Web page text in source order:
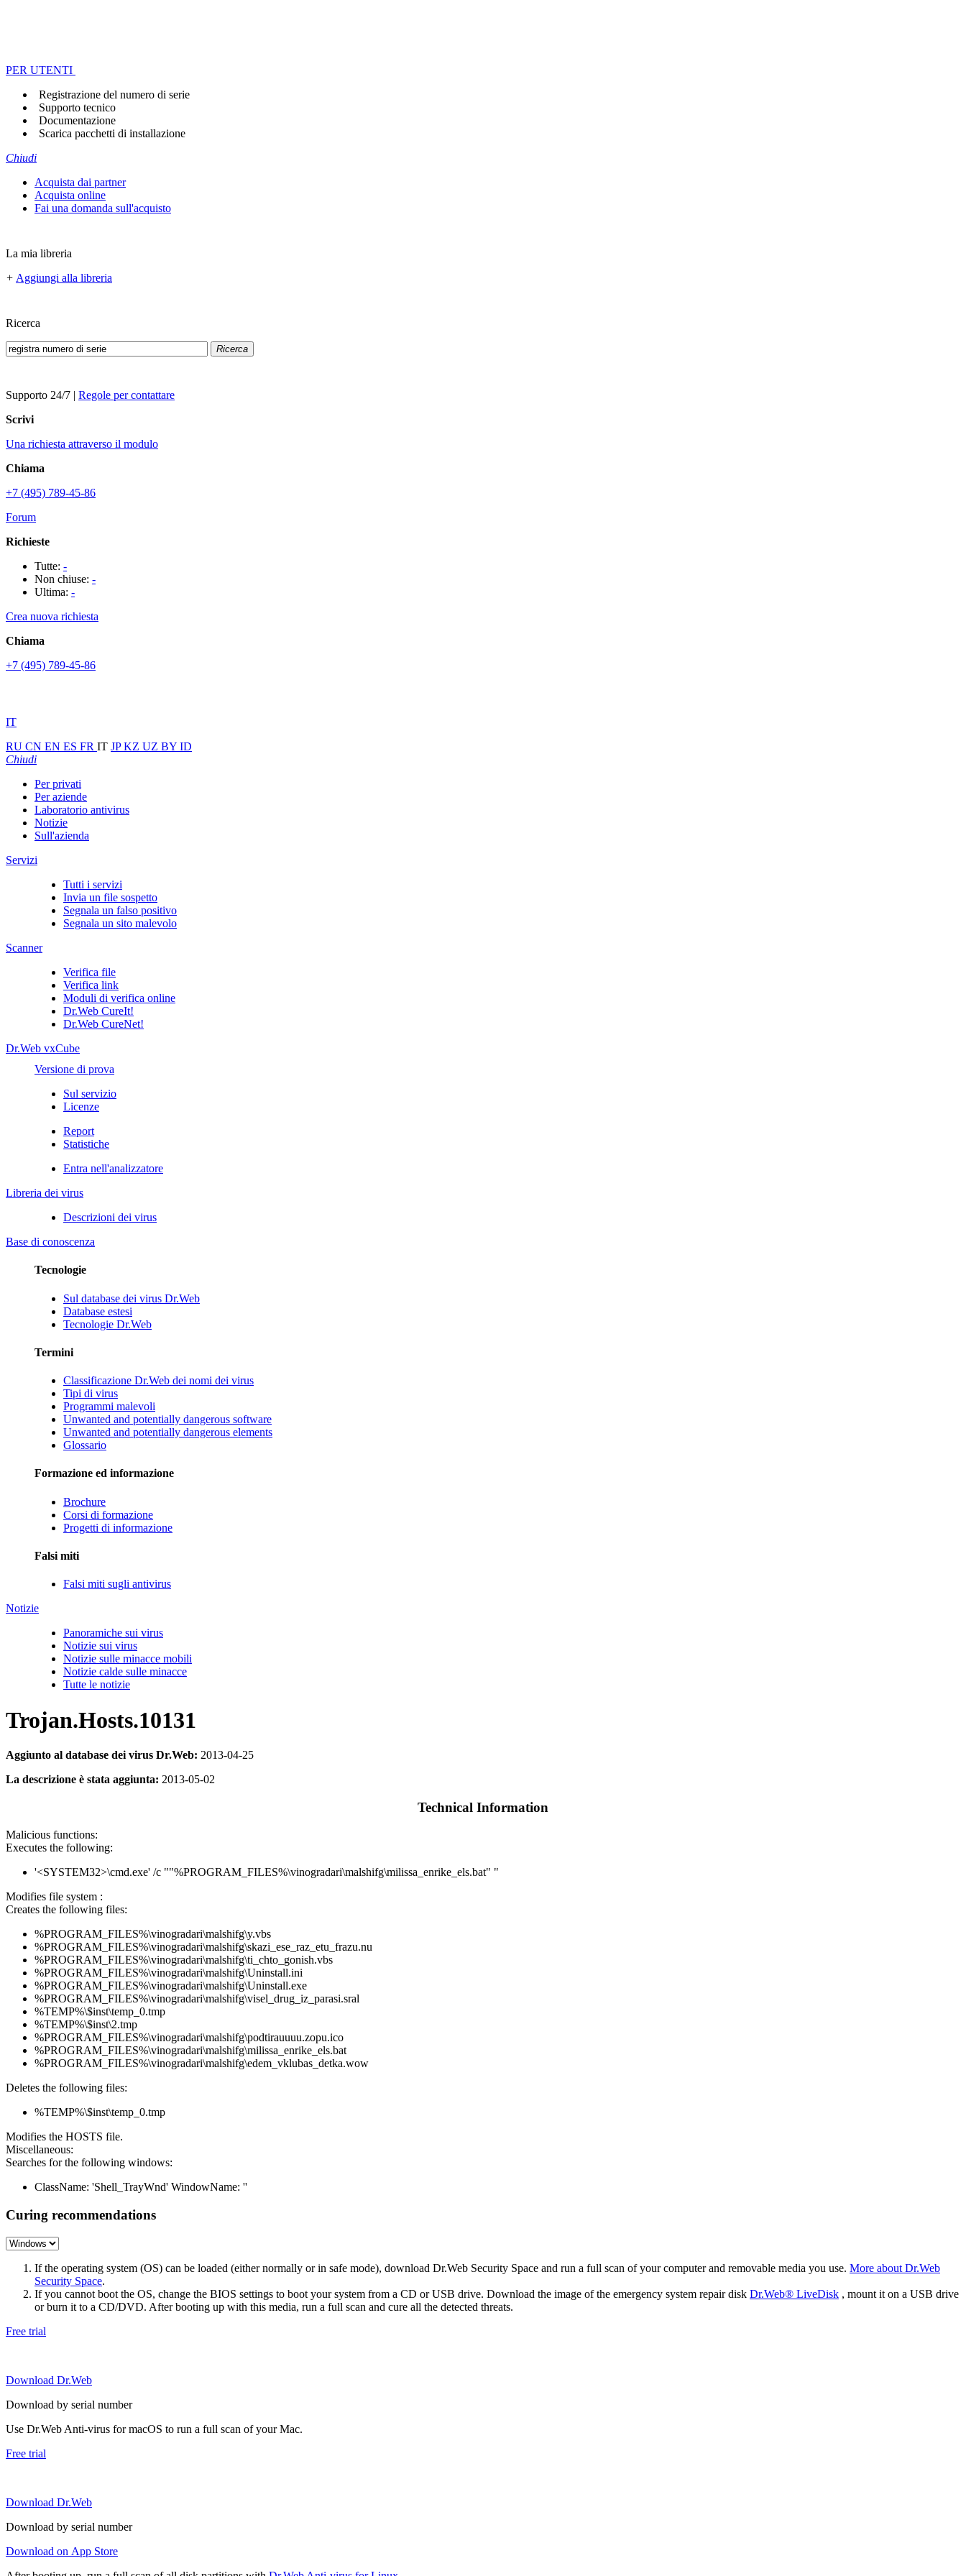
PER UTENTI
Registrazione del numero di serie
Supporto tecnico
Documentazione
Scarica pacchetti di installazione
Chiudi
Acquista dai partner
Acquista online
Fai una domanda sull'acquisto
La mia libreria
+ Aggiungi alla libreria
Ricerca
Ricerca
Supporto 24/7 | Regole per contattare
Scrivi
Una richiesta attraverso il modulo
Chiama
+7 (495) 789-45-86
Forum
Richieste
Tutte: -
Non chiuse: -
Ultima: -
Crea nuova richiesta
Chiama
+7 (495) 789-45-86
IT
RU CN EN ES FR IT JPKZ UZ BY ID
Chiudi
Per privati
Per aziende
Laboratorio antivirus
Notizie
Sull'azienda
Servizi
Tutti i servizi
Invia un file sospetto
Segnala un falso positivo
Segnala un sito malevolo
Scanner
Verifica file
Verifica link
Moduli di verifica online
Dr.Web CureIt!
Dr.Web CureNet!
Dr.Web vxCube
Versione di prova
Sul servizio
Licenze
Report
Statistiche
Entra nell'analizzatore
Libreria dei virus
Descrizioni dei virus
Base di conoscenza
Tecnologie
Sul database dei virus Dr.Web
Database estesi
Tecnologie Dr.Web
Termini
Classificazione Dr.Web dei nomi dei virus
Tipi di virus
Programmi malevoli
Unwanted and potentially dangerous software
Unwanted and potentially dangerous elements
Glossario
Formazione ed informazione
Brochure
Corsi di formazione
Progetti di informazione
Falsi miti
Falsi miti sugli antivirus
Notizie
Panoramiche sui virus
Notizie sui virus
Notizie sulle minacce mobili
Notizie calde sulle minacce
Tutte le notizie
Trojan.Hosts.10131
Aggiunto al database dei virus Dr.Web: 2013-04-25
La descrizione è stata aggiunta: 2013-05-02
Technical Information
Malicious functions:
Executes the following:
'<SYSTEM32>\cmd.exe' /c ""%PROGRAM_FILES%\vinogradari\malshifg\milissa_enrike_els.bat" "
Modifies file system :
Creates the following files:
%PROGRAM_FILES%\vinogradari\malshifg\y.vbs
%PROGRAM_FILES%\vinogradari\malshifg\skazi_ese_raz_etu_frazu.nu
%PROGRAM_FILES%\vinogradari\malshifg\ti_chto_gonish.vbs
%PROGRAM_FILES%\vinogradari\malshifg\Uninstall.ini
%PROGRAM_FILES%\vinogradari\malshifg\Uninstall.exe
%PROGRAM_FILES%\vinogradari\malshifg\visel_drug_iz_parasi.sral
%TEMP%\$inst\temp_0.tmp
%TEMP%\$inst\2.tmp
%PROGRAM_FILES%\vinogradari\malshifg\podtirauuuu.zopu.ico
%PROGRAM_FILES%\vinogradari\malshifg\milissa_enrike_els.bat
%PROGRAM_FILES%\vinogradari\malshifg\edem_vklubas_detka.wow
Deletes the following files:
%TEMP%\$inst\temp_0.tmp
Modifies the HOSTS file.
Miscellaneous:
Searches for the following windows:
ClassName: 'Shell_TrayWnd' WindowName: ''
Curing recommendations
If the operating system (OS) can be loaded (either normally or in safe mode), download Dr.Web Security Space and run a full scan of your computer and removable media you use. More about Dr.Web
Security Space.
If you cannot boot the OS, change the BIOS settings to boot your system from a CD or USB drive. Download the image of the emergency system repair disk Dr.Web® LiveDisk , mount it on a USB drive
or burn it to a CD/DVD. After booting up with this media, run a full scan and cure all the detected threats.
Free trial
Download Dr.Web
Download by serial number
Use Dr.Web Anti-virus for macOS to run a full scan of your Mac.
Free trial
Download Dr.Web
Download by serial number
Download on App Store